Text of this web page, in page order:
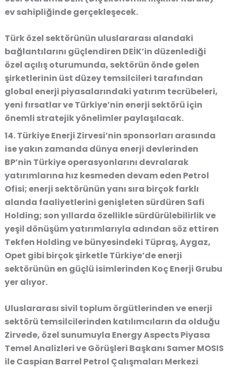
ev sahipliğinde gerçekleşecek.
Türk özel sektörünün uluslararası alandaki
bağlantılarını güçlendiren DEİK’in düzenlediği
özel açılış oturumunda, sektörün önde gelen
şirketlerinin üst düzey temsilcileri tarafından
global enerji piyasalarındaki yatırım tecrübeleri,
yeni fırsatlar ve Türkiye’nin enerji sektörü için
önemli stratejik yönelimler paylaşılacak.
14. Türkiye Enerji Zirvesi’nin sponsorları arasında
ise yakın zamanda dünya enerji devlerinden
BP’nin Türkiye operasyonlarını devralarak
yatırımlarına hız kesmeden devam eden Petrol
Ofisi; enerji sektörünün yanı sıra birçok farklı
alanda faaliyetlerini genişleten sürdüren Safi
Holding; son yıllarda özellikle sürdürülebilirlik ve
yeşil dönüşüm yatırımlarıyla adından söz ettiren
Tekfen Holding ve bünyesindeki Tüpraş, Aygaz,
Opet gibi birçok şirketle Türkiye’de enerji
sektörünün en güçlü isimlerinden Koç Enerji Grubu
yer alıyor.
Uluslararası sivil toplum örgütlerinden ve enerji
sektörü temsilcilerinden katılımcıların da olduğu
Zirvede, özel sunumuyla Energy Aspects Piyasa
Temel Analizleri ve Görüşleri Başkanı Samer MOSIS
ile Caspian Barrel Petrol Çalışmaları Merkezi